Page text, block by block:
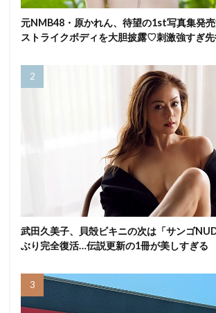
元NMB48・原かれん、待望の1st写真集発
ストライクボディを大胆披露♡刺激強すぎ
武田久美子、貝殻ビキニの次は「サンゴ
ぶり完全復活…伝説更新の1冊が美しすぎる